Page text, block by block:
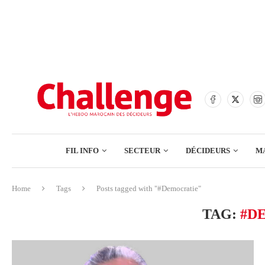
COMMERCE
FIL INFO SECTEUR
BOURSE
DÉCIDEURS
Home Tags Posts tagged with "#Democratie"
TAG: